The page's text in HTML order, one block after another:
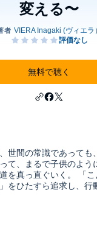
変える〜
無料で聴く
世間の常識であっても
て、まるで子供のよう
を真っ直ぐいく。 「こ
をひたすら追求し、行
した偏愛力が世界を変
ンタビューしたり、関
ます。その本質部分を